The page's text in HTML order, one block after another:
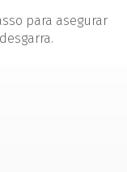
para asegurar